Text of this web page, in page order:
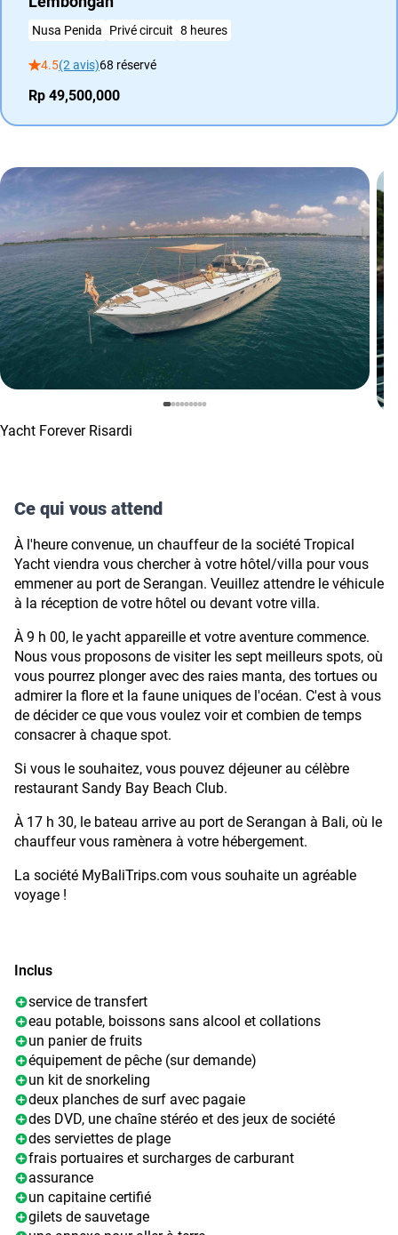
Nusa Penida Privé circuit 8 heures
4.5(2 avis)68 réservé
Rp 49,500,000
Yacht Forever Risardi
Ce qui vous attend
À l'heure convenue, un chauffeur de la société Tropical
Yacht viendra vous chercher à votre hôtel/villa pour vous
emmener au port de Serangan. Veuillez attendre le véhicule
à la réception de votre hôtel ou devant votre villa.
À 9 h 00, le yacht appareille et votre aventure commence.
Nous vous proposons de visiter les sept meilleurs spots, où
vous pourrez plonger avec des raies manta, des tortues ou
admirer la flore et la faune uniques de l'océan. C'est à vous
de décider ce que vous voulez voir et combien de temps
consacrer à chaque spot.
Si vous le souhaitez, vous pouvez déjeuner au célèbre
restaurant Sandy Bay Beach Club.
À 17 h 30, le bateau arrive au port de Serangan à Bali, où le
chauffeur vous ramènera à votre hébergement.
La société MyBaliTrips.com vous souhaite un agréable
voyage !
Inclus
service de transfert
eau potable, boissons sans alcool et collations
un panier de fruits
équipement de pêche (sur demande)
un kit de snorkeling
deux planches de surf avec pagaie
des DVD, une chaîne stéréo et des jeux de société
des serviettes de plage
frais portuaires et surcharges de carburant
assurance
un capitaine certifié
gilets de sauvetage